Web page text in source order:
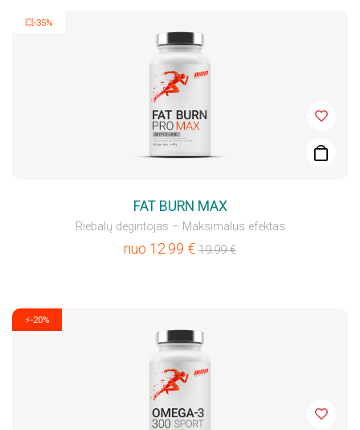
💥-35%
FAT BURN MAX
Riebalų degintojas – Maksimalus efektas
nuo 12.99 € 19.99€
⚡-20%